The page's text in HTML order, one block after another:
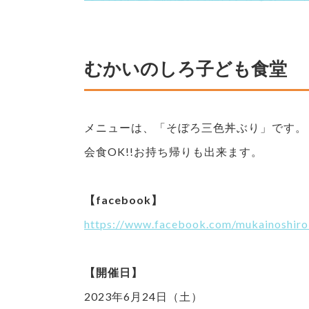
むかいのしろ子ども食堂
メニューは、「そぼろ三色丼ぶり」です。
会食OK!!お持ち帰りも出来ます。
【facebook】
https://www.facebook.com/
【開催日】
2023年6月24日（土）